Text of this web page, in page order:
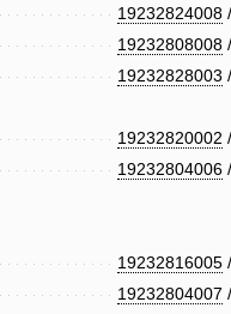
19232824008
19232808008
19232828003
19232820002
19232804006
19232816005
19232804007